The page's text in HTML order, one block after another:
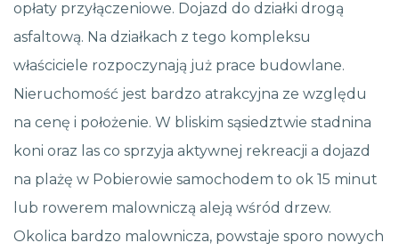
opłaty przyłączeniowe. Dojazd do działki drogą
asfaltową. Na działkach z tego kompleksu
właściciele rozpoczynają już prace budowlane.
Nieruchomość jest bardzo atrakcyjna ze względu
na cenę i położenie. W bliskim sąsiedztwie stadnina
koni oraz las co sprzyja aktywnej rekreacji a dojazd
na plażę w Pobierowie samochodem to ok 15 minut
lub rowerem malowniczą aleją wśród drzew.
Okolica bardzo malownicza, powstaje sporo nowych